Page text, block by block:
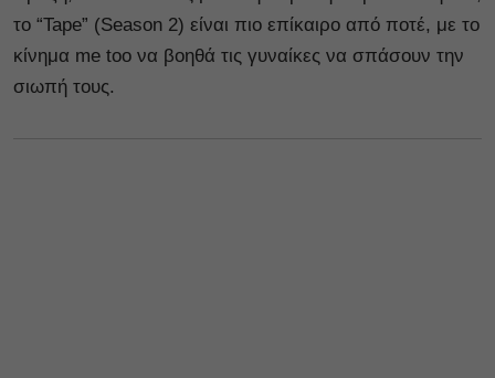
το “Tape” (Season 2) είναι πιο επίκαιρο από ποτέ, με το
κίνημα me too να βοηθά τις γυναίκες να σπάσουν την
σιωπή τους.